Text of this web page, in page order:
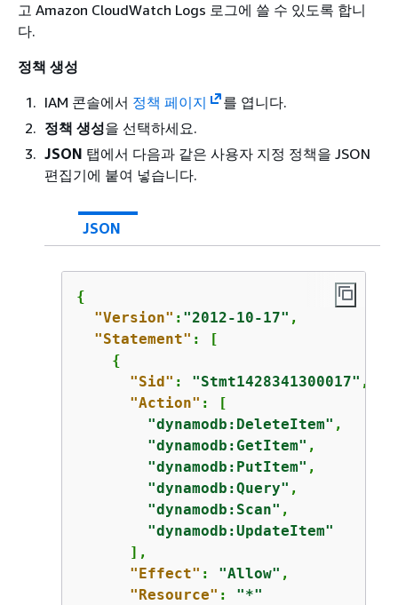
고 Amazon CloudWatch Logs 로그에 쓸 수 있도록 합니
다.
정책 생성
IAM 콘솔에서 정책 페이지
를 엽니다.
정책 생성을 선택하세요.
JSON 탭에서 다음과 같은 사용자 지정 정책을 JSON
편집기에 붙여 넣습니다.
JSON
{
"Version" : "2012-10-17" ,
"Statement" : [
{
"Sid" : "Stmt1428341300017" ,
"Action" : [
"dynamodb:DeleteItem" ,
"dynamodb:GetItem" ,
"dynamodb:PutItem" ,
"dynamodb:Query" ,
"dynamodb:Scan" ,
"dynamodb:UpdateItem"
      ],
"Effect" : "Allow" ,
"Resource" : "*"